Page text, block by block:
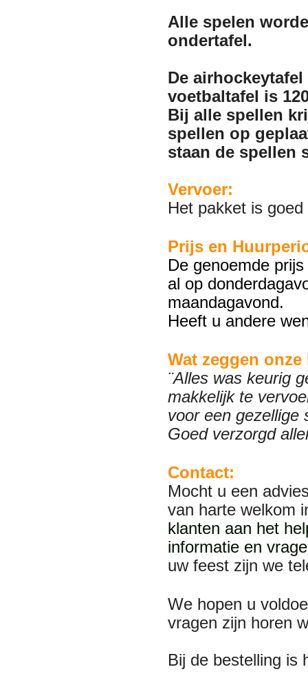
Alle spelen
ondertafel.
De
voetbaltafel is
Bij alle spellen
spellen op
staan de spellen
Vervoer:
Het pakket is
Prijs en
De genoemde
al op
maandagavond.
Heeft u andere
Wat zeggen
¨Alles was keurig
makkelijk te
voor een gezellige
Goed verzorgd
Contact:
Mocht u een
van harte welkom
klanten aan het
informatie en
uw feest zijn we
We hopen u
vragen zijn horen
Bij de bestelling is